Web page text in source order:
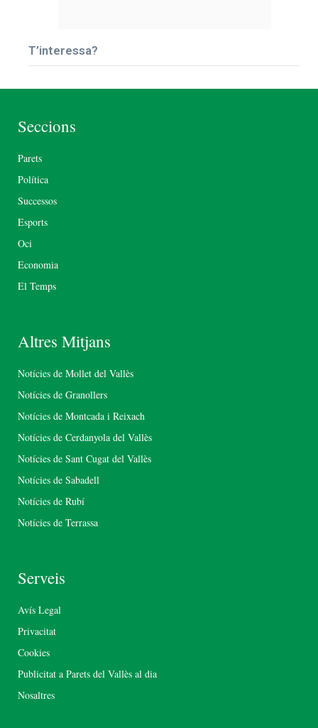
T’interessa?
Seccions
Parets
Política
Successos
Esports
Oci
Economia
El Temps
Altres Mitjans
Notícies de Mollet del Vallès
Notícies de Granollers
Notícies de Montcada i Reixach
Notícies de Cerdanyola del Vallès
Notícies de Sant Cugat del Vallès
Notícies de Sabadell
Notícies de Rubí
Notícies de Terrassa
Serveis
Avís Legal
Privacitat
Cookies
Publicitat a Parets del Vallès al dia
Nosaltres